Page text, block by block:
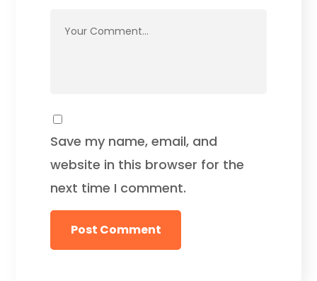
Save my name, email, and
website in this browser for the
next time I comment.